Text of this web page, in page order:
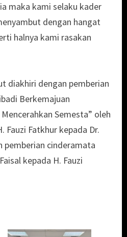
maka kami selaku kader
dengan hangat
halnya kami rasakan
diakhiri dengan pemberian
Berkemajuan
Semesta” oleh
Fauzi Fatkhur kepada Dr.
pemberian cinderamata
kepada H. Fauzi